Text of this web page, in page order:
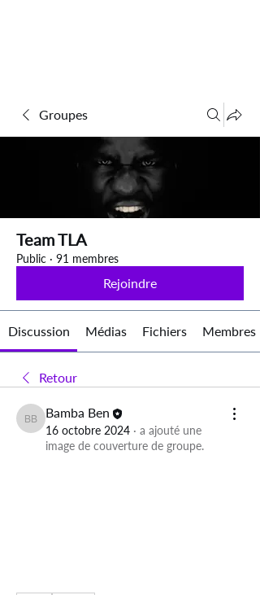
Groupes
Team TLA
Public · 91 membres
Rejoindre
Discussion Médias Fichiers Membres
Retour
Bamba Ben
Bamba Ben
16 octobre 2024 · a ajouté une
image de couverture de groupe.